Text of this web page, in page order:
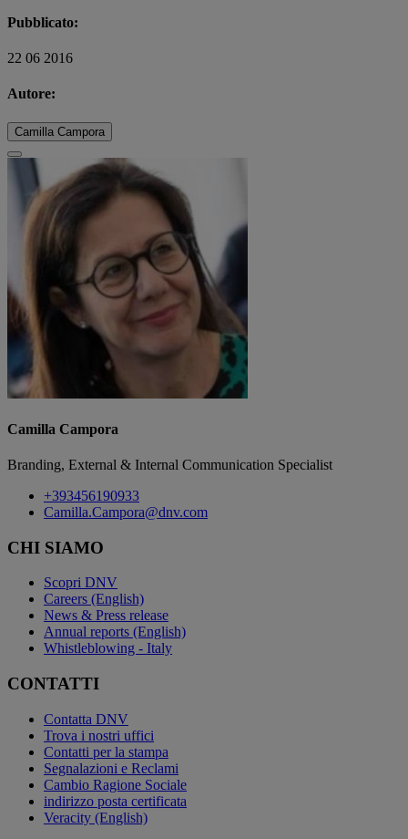
Pubblicato:
22 06 2016
Autore:
Camilla Campora
Camilla Campora
Branding, External & Internal Communication Specialist
+393456190933
Camilla.Campora@dnv.com
CHI SIAMO
Scopri DNV
Careers (English)
News & Press release
Annual reports (English)
Whistleblowing - Italy
CONTATTI
Contatta DNV
Trova i nostri uffici
Contatti per la stampa
Segnalazioni e Reclami
Cambio Ragione Sociale
indirizzo posta certificata
Veracity (English)